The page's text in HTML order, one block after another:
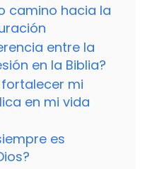
camino hacia la
entre la
en la Biblia?
mi
en mi vida
es